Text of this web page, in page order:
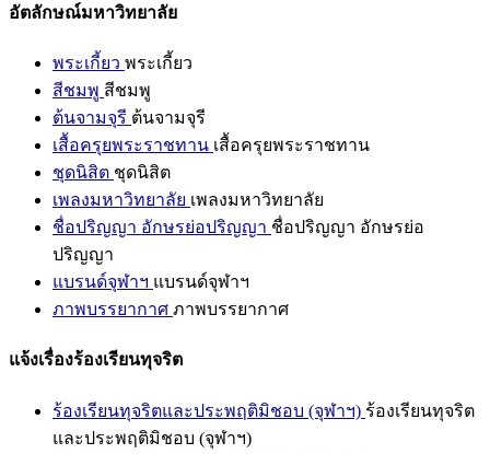
อัตลักษณ์มหาวิทยาลัย
พระเกี้ยว พระเกี้ยว
สีชมพู สีชมพู
ต้นจามจุรี ต้นจามจุรี
เสื้อครุยพระราชทาน เสื้อครุยพระราชทาน
ชุดนิสิต ชุดนิสิต
เพลงมหาวิทยาลัย เพลงมหาวิทยาลัย
ชื่อปริญญา อักษรย่อปริญญา ชื่อปริญญา อักษรย่อ
ปริญญา
แบรนด์จุฬาฯ แบรนด์จุฬาฯ
ภาพบรรยากาศ ภาพบรรยากาศ
แจ้งเรื่องร้องเรียนทุจริต
ร้องเรียนทุจริตและประพฤติมิชอบ (จุฬาฯ) ร้องเรียนทุจริต
และประพฤติมิชอบ (จุฬาฯ)